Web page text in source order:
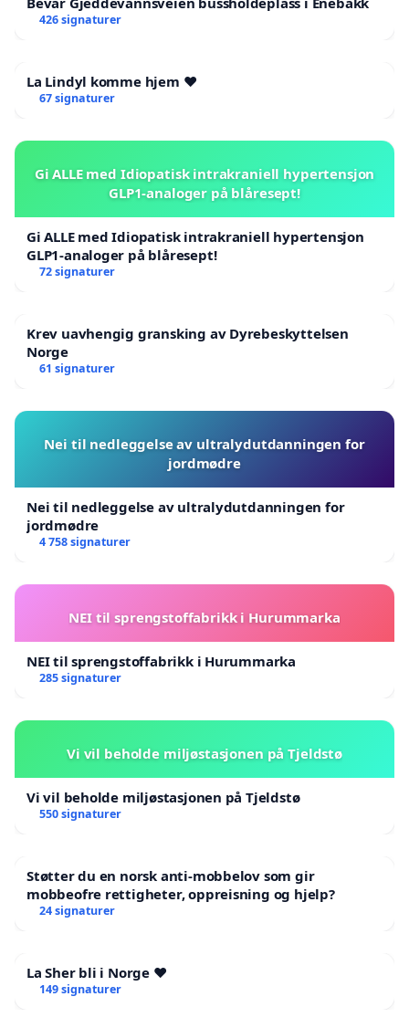
426 signaturer
La Lindyl komme hjem ❤️
67 signaturer
Gi ALLE med Idiopatisk intrakraniell hypertensjon
GLP1-analoger på blåresept!
Gi ALLE med Idiopatisk intrakraniell hypertensjon
GLP1-analoger på blåresept!
72 signaturer
Krev uavhengig gransking av Dyrebeskyttelsen
Norge
61 signaturer
Nei til nedleggelse av ultralydutdanningen for
jordmødre
Nei til nedleggelse av ultralydutdanningen for
jordmødre
4 758 signaturer
NEI til sprengstoffabrikk i Hurummarka
NEI til sprengstoffabrikk i Hurummarka
285 signaturer
Vi vil beholde miljøstasjonen på Tjeldstø
Vi vil beholde miljøstasjonen på Tjeldstø
550 signaturer
Støtter du en norsk anti-mobbelov som gir
mobbeofre rettigheter, oppreisning og hjelp?
24 signaturer
La Sher bli i Norge ❤️
149 signaturer